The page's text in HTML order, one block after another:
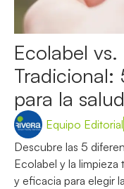
Ecolabel vs.
Tradicional:
para la
Equipo Editorial
Descubre las 5
Ecolabel y la
y eficacia para elegir